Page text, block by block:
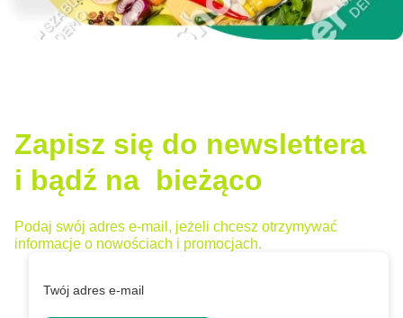
Zapisz się do newslettera
i bądź na bieżąco
Podaj swój adres e-mail, jeżeli chcesz otrzymywać
informacje o nowościach i promocjach.
Twój adres e-mail